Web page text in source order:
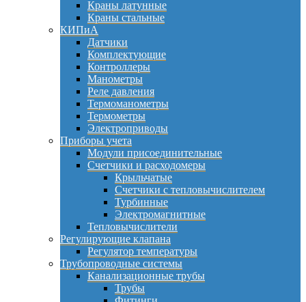
Краны латунные
Краны стальные
КИПиА
Датчики
Комплектующие
Контроллеры
Манометры
Реле давления
Термоманометры
Термометры
Электроприводы
Приборы учета
Модули присоединительные
Счетчики и расходомеры
Крыльчатые
Счетчики с тепловычислителем
Турбинные
Электромагнитные
Тепловычислители
Регулирующие клапана
Регулятор температуры
Трубопроводные системы
Канализационные трубы
Трубы